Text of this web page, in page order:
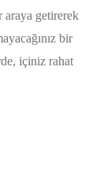
araya getirerek
bir
içiniz rahat